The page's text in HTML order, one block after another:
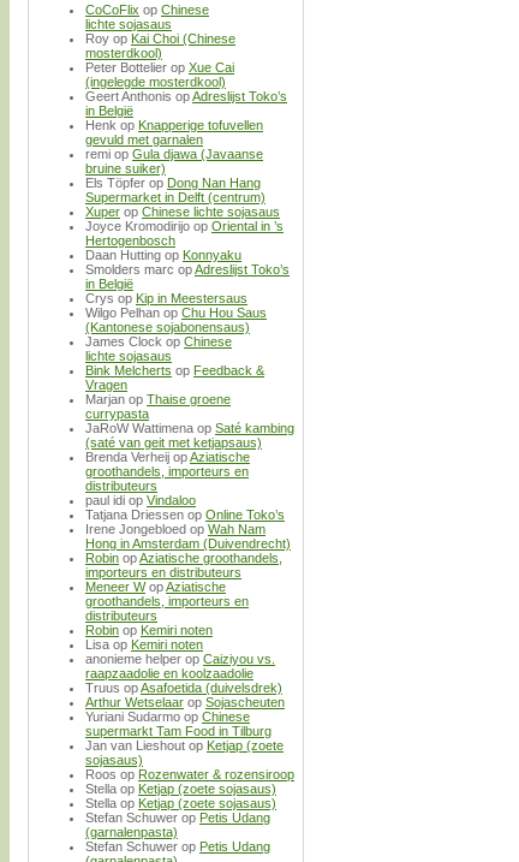
CoCoFlix op Chinese
lichte sojasaus
Roy op Kai Choi (Chinese
mosterdkool)
Peter Bottelier op Xue Cai
(ingelegde mosterdkool)
Geert Anthonis opAdreslijst Toko’s
in België
Henk op Knapperige tofuvellen
gevuld met garnalen
remi op Gula djawa (Javaanse
bruine suiker)
Els Töpfer op Dong Nan Hang
Supermarket in Delft (centrum)
Xuper op Chinese lichte sojasaus
Joyce Kromodirijo op Oriental in ’s
Hertogenbosch
Daan Hutting op Konnyaku
Smolders marc opAdreslijst Toko’s
in België
Crys op Kip in Meestersaus
Wilgo Pelhan op Chu Hou Saus
(Kantonese sojabonensaus)
James Clock op Chinese
lichte sojasaus
Bink Melcherts op Feedback &
Vragen
Marjan op Thaise groene
currypasta
JaRoW Wattimena op Saté kambing
(saté van geit met ketjapsaus)
Brenda Verheij opAziatische
groothandels, importeurs en
distributeurs
paul idi op Vindaloo
Tatjana Driessen op Online Toko’s
Irene Jongebloed op Wah Nam
Hong in Amsterdam (Duivendrecht)
Robin opAziatische groothandels,
importeurs en distributeurs
Meneer WopAziatische
groothandels, importeurs en
distributeurs
Robin op Kemiri noten
Lisa op Kemiri noten
anonieme helper op Caiziyou vs.
raapzaadolie en koolzaadolie
Truus opAsafoetida (duivelsdrek)
Arthur Wetselaar op Sojascheuten
Yuriani Sudarmo op Chinese
supermarkt Tam Food in Tilburg
Jan van Lieshout op Ketjap (zoete
sojasaus)
Roos op Rozenwater & rozensiroop
Stella op Ketjap (zoete sojasaus)
Stella op Ketjap (zoete sojasaus)
Stefan Schuwer op Petis Udang
(garnalenpasta)
Stefan Schuwer op Petis Udang